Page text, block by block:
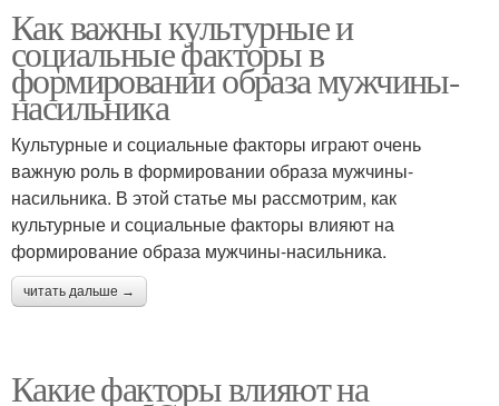
Как важны культурные и
социальные факторы в
формировании образа мужчины-
насильника
Культурные и социальные факторы играют очень
важную роль в формировании образа мужчины-
насильника. В этой статье мы рассмотрим, как
культурные и социальные факторы влияют на
формирование образа мужчины-насильника.
читать дальше →
Какие факторы влияют на